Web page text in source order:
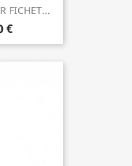
FICHET...
€